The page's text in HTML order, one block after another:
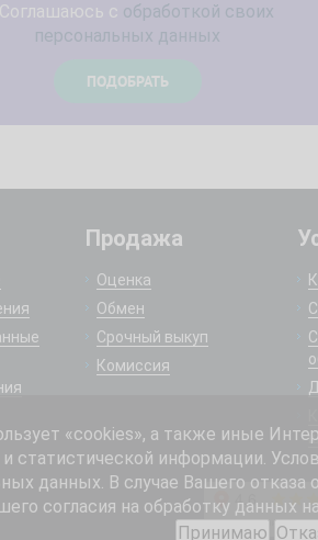
Соглашаюсь с обработкой своих
персональных данных
Продажа
Оценка
Обмен
Срочный выкуп
Комиссия
«cookies», а также иные
статистической информации.
данных. В случае Вашего
согласия на обработку
Принимаю